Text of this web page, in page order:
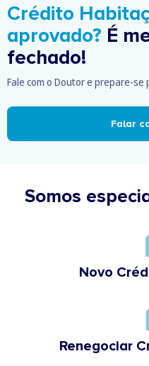
Crédito
aprovado? É
fechado!
Fale com o Doutor e prepare-se
Falar
Somos
Novo
Renegociar